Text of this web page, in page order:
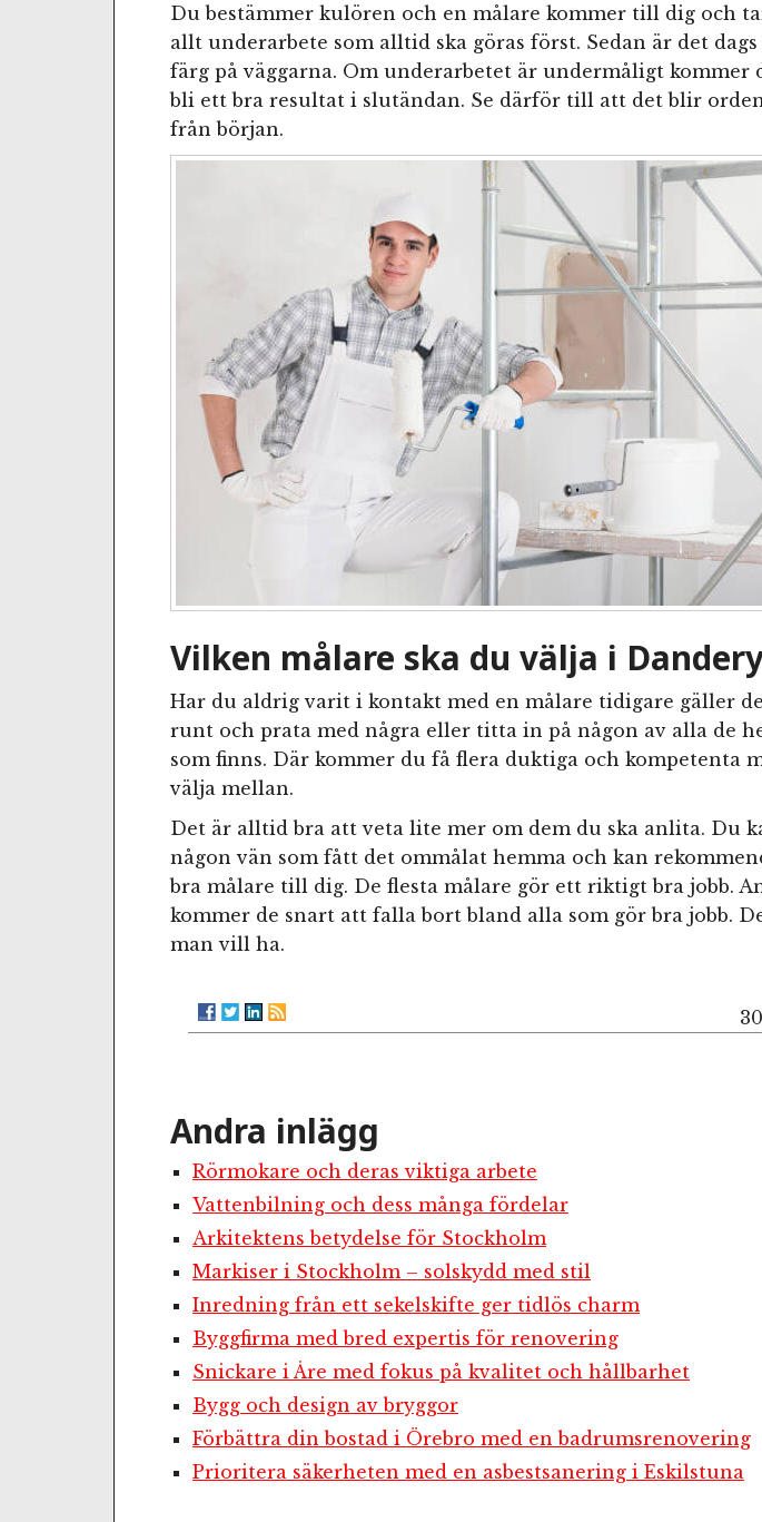
Du bestämmer kulören och en målare kommer till dig och
allt underarbete som alltid ska göras först. Sedan är det
färg på väggarna. Om underarbetet är undermåligt kommer
bli ett bra resultat i slutändan. Se därför till att det blir
från början.
Vilken målare ska du välja i
Har du aldrig varit i kontakt med en målare tidigare gäller
runt och prata med några eller titta in på någon av alla de
som finns. Där kommer du få flera duktiga och kompetenta
välja mellan.
Det är alltid bra att veta lite mer om dem du ska anlita. Du
någon vän som fått det ommålat hemma och kan
bra målare till dig. De flesta målare gör ett riktigt bra jobb.
kommer de snart att falla bort bland alla som gör bra jobb.
man vill ha.
Andra inlägg
Rörmokare och deras viktiga arbete
Vattenbilning och dess många fördelar
Arkitektens betydelse för Stockholm
Markiser i Stockholm – solskydd med stil
Inredning från ett sekelskifte ger tidlös charm
Byggfirma med bred expertis för renovering
Snickare i Åre med fokus på kvalitet och hållbarhet
Bygg och design av bryggor
Förbättra din bostad i Örebro med en badrumsrenovering
Prioritera säkerheten med en asbestsanering i Eskilstuna